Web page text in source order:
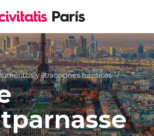
y atracciones turísticas